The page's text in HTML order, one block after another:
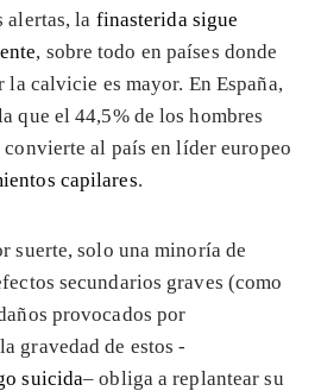
alertas, la finasterida sigue
, sobre todo en países donde
calvicie es mayor. En España,
que el 44,5% de los hombres
al país en líder europeo
capilares.
suerte, solo una minoría de
secundarios graves (como
provocados por
gravedad de estos -
suicida– obliga a replantear su